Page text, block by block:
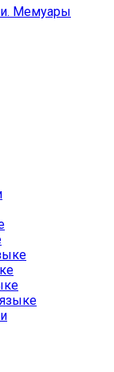
Мемуары